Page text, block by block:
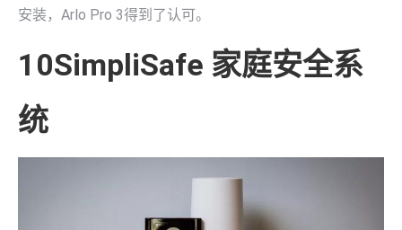
安装，Arlo Pro 3得到了认可。
10SimpliSafe 家庭安全系
统